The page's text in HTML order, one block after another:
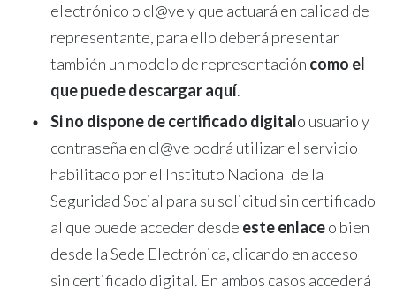
electrónico o cl@ve y que actuará en calidad de
representante, para ello deberá presentar
también un modelo de representación como el
que puede descargar aquí.
Si no dispone de certificado digitalo usuario y
contraseña en cl@ve podrá utilizar el servicio
habilitado por el Instituto Nacional de la
Seguridad Social para su solicitud sin certificado
al que puede acceder desde este enlaceo bien
desde la Sede Electrónica, clicando en acceso
sin certificado digital. En ambos casos accederá